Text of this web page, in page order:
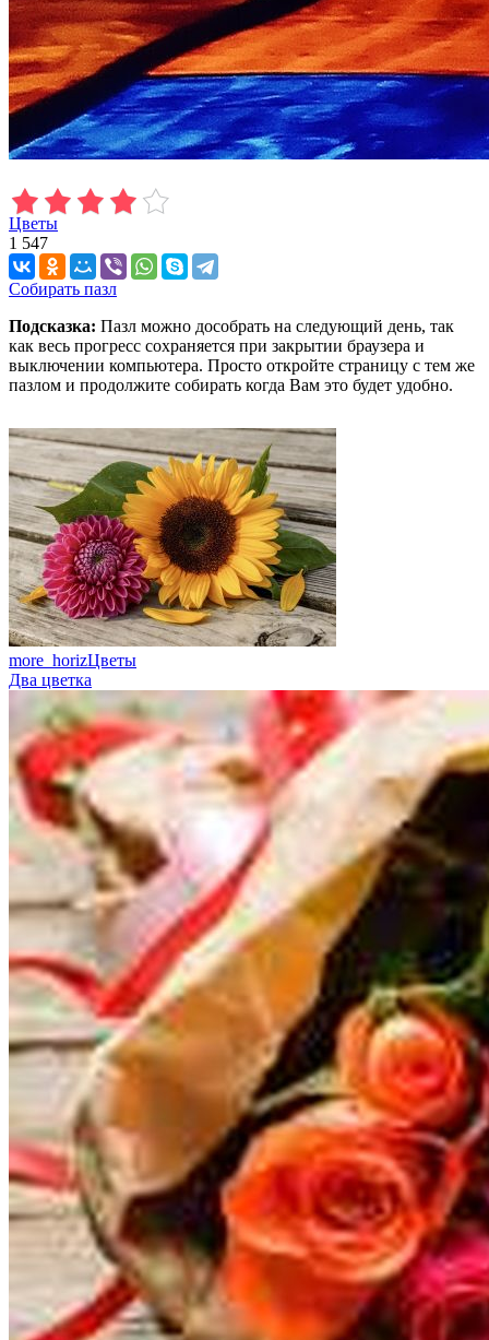
Цветы
1 547
Собирать пазл
Подсказка: Пазл можно дособрать на следующий день, так
как весь прогресс сохраняется при закрытии браузера и
выключении компьютера. Просто откройте страницу с тем же
пазлом и продолжите собирать когда Вам это будет удобно.
more_horizЦветы
Два цветка